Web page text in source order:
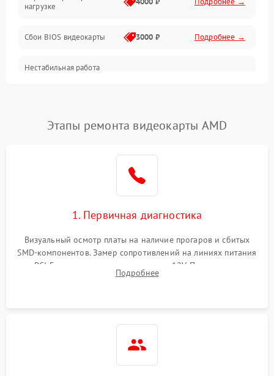
Электропитание
ПО
Электронные компоненты
Общие поломки
Механические повреждения
нагрузке
Сбои BIOS видеокарты 3000 ₽ Подробнее →
Нестабильная работа
Этапы ремонта видеокарты AMD
1. Первичная диагностика
Визуальный осмотр платы на наличие прогаров и сбитых
SMD-компонентов. Замер сопротивлений на линиях питания
PCI-E и дополнительных разъемах 12V. Проверка на
короткое замыкание основных дросселей питания GPU и
Подробнее